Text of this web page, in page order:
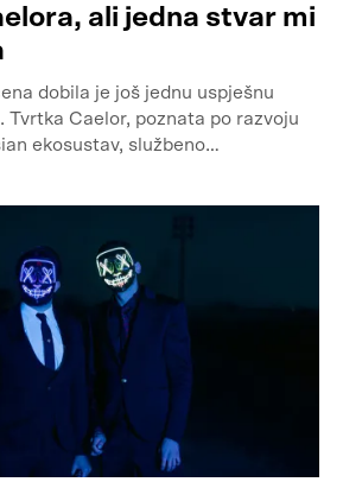
ali jedna stvar mi
dobila je još jednu uspješnu
Tvrtka Caelor, poznata po razvoju
ekosustav, službeno…